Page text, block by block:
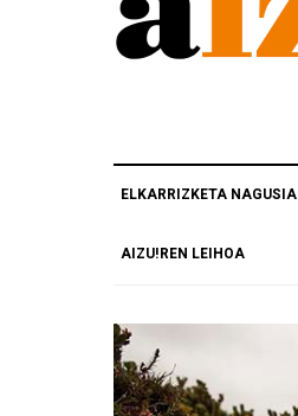
ELKARRIZKETA NAGUSIA
AIZU!REN LEIHOA